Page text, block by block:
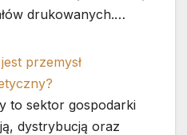
drukowanych.…
przemysł
to sektor gospodarki
dystrybucją oraz